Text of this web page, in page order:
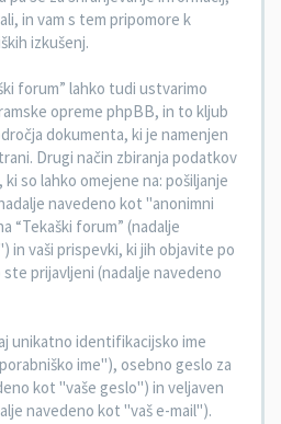
in vam s tem pripomore k
izkušenj.
forum” lahko tudi ustvarimo
opreme phpBB, in to kljub
dokumenta, ki je namenjen
Drugi način zbiranja podatkov
so lahko omejene na: pošiljanje
navedeno kot "anonimni
“Tekaški forum” (nadalje
in vaši prispevki, ki jih objavite po
prijavljeni (nadalje navedeno
unikatno identifikacijsko ime
ime"), osebno geslo za
kot "vaše geslo") in veljaven
navedeno kot "vaš e-mail").